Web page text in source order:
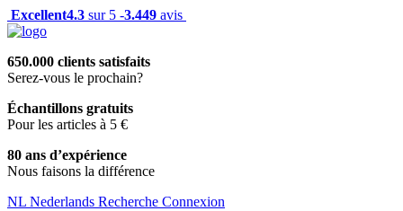
Excellent4.3 sur 5 -3.449 avis
650.000 clients satisfaits
Serez-vous le prochain?
Échantillons gratuits
Pour les articles à 5 €
80 ans d’expérience
Nous faisons la différence
NL Nederlands Recherche Connexion